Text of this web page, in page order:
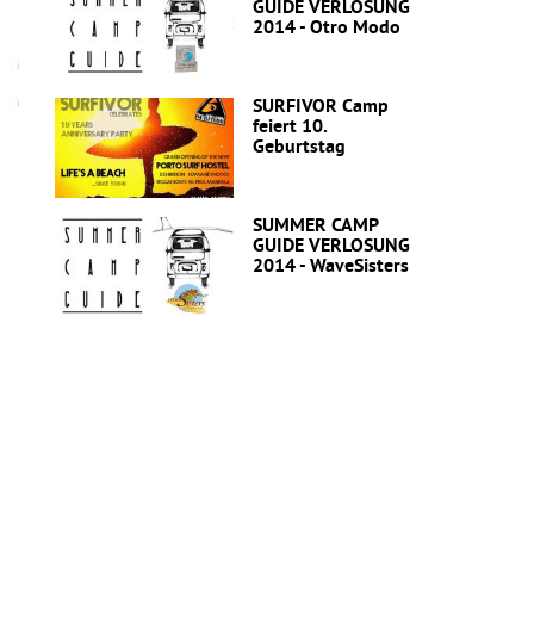
GUIDE VERLOSUNG
2014 - Otro Modo
SURFIVOR Camp
feiert 10.
Geburtstag
SUMMER CAMP
GUIDE VERLOSUNG
2014 - WaveSisters